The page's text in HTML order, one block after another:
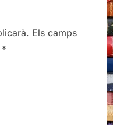
P
t
Els camps
*